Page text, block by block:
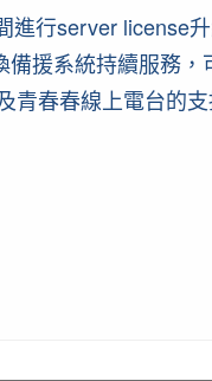
進行server license
備援系統持續服務，
青春春線上電台的支